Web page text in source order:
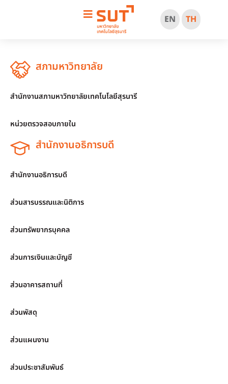
EN TH
สภามหาวิทยาลัย
สำนักงานสภามหาวิทยาลัยเทคโนโลยีสุรนารี
หน่วยตรวจสอบภายใน
สำนักงานอธิการบดี
สำนักงานอธิการบดี
ส่วนสารบรรณและนิติการ
ส่วนทรัพยากรบุคคล
ส่วนการเงินและบัญชี
ส่วนอาคารสถานที่
ส่วนพัสดุ
ส่วนแผนงาน
ส่วนประชาสัมพันธ์